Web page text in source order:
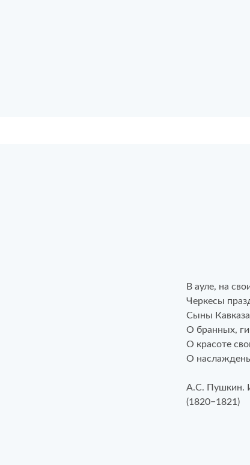
В ауле, на
Черкесы
Сыны Кавказа
О бранных,
О красоте
О
А.С. Пушкин.
(1820−1821)